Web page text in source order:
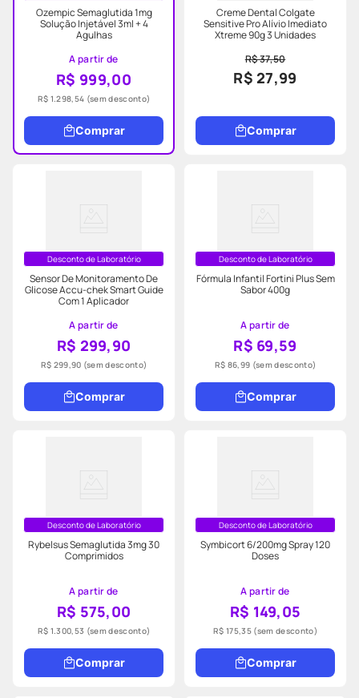
Ozempic Semaglutida 1mg
Solução Injetável 3ml + 4
Agulhas
A partir de
R$ 999,00
R$ 1.298,54 (sem desconto)
Comprar
Creme Dental Colgate
Sensitive Pro Alívio Imediato
Xtreme 90g 3 Unidades
R$ 37,50
R$ 27,99
Comprar
Desconto de Laboratório
Sensor De Monitoramento De
Glicose Accu-chek Smart Guide
Com 1 Aplicador
A partir de
R$ 299,90
R$ 299,90 (sem desconto)
Comprar
Desconto de Laboratório
Fórmula Infantil Fortini Plus Sem
Sabor 400g
A partir de
R$ 69,59
R$ 86,99 (sem desconto)
Comprar
Desconto de Laboratório
Rybelsus Semaglutida 3mg 30
Comprimidos
A partir de
R$ 575,00
R$ 1.300,53 (sem desconto)
Comprar
Desconto de Laboratório
Symbicort 6/200mg Spray 120
Doses
A partir de
R$ 149,05
R$ 175,35 (sem desconto)
Comprar